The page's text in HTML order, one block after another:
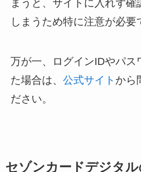
まうと、サイトに入れず
しまうため特に注意が必要
万が一、ログインIDやパス
た場合は、 公式サイト から
ださい。
セゾンカードデジタ